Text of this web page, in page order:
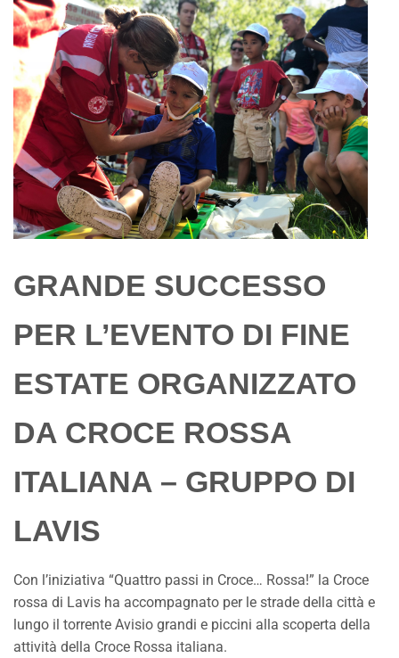
GRANDE SUCCESSO
PER L’EVENTO DI FINE
ESTATE ORGANIZZATO
DA CROCE ROSSA
ITALIANA – GRUPPO DI
LAVIS
Con l’iniziativa “Quattro passi in Croce… Rossa!” la Croce
rossa di Lavis ha accompagnato per le strade della città e
lungo il torrente Avisio grandi e piccini alla scoperta della
attività della Croce Rossa italiana.